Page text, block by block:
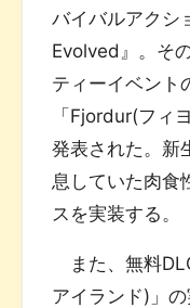
バイバルアクシ
Evolved』。そ
ティーイベント
「Fjordur(フィ
発表された。新
息していた肉食
スを実装する。
また、無料
アイランド)」